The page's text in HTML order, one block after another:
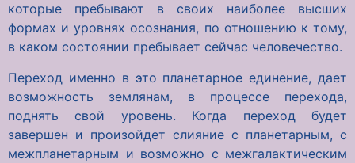
которые пребывают в своих наиболее высших
формах и уровнях осознания, по отношению к тому,
в каком состоянии пребывает сейчас человечество.
Переход именно в это планетарное единение, дает
возможность землянам, в процессе перехода,
поднять свой уровень. Когда переход будет
завершен и произойдет слияние с планетарным, с
межпланетарным и возможно с межгалактическим